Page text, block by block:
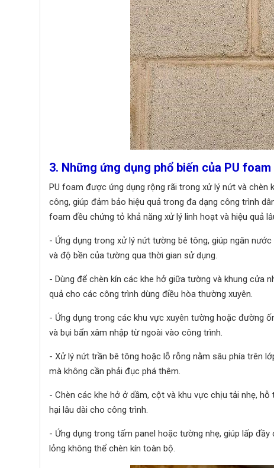
3. Những ứng dụng phổ biến của PU
PU foam được ứng dụng rộng rãi trong xử lý nứt và chèn
công, giúp đảm bảo hiệu quả trong đa dạng công trình
foam đều chứng tỏ khả năng xử lý linh hoạt và hiệu quả
- Ứng dụng trong xử lý nứt tường bê tông, giúp ngăn
và độ bền của tường qua thời gian sử dụng.
- Dùng để chèn kín các khe hở giữa tường và khung cửa
quả cho các công trình dùng điều hòa thường xuyên.
- Ứng dụng trong các khu vực xuyên tường hoặc đường
và bụi bẩn xâm nhập từ ngoài vào công trình.
- Xử lý nứt trần bê tông hoặc lỗ rỗng nằm sâu phía trên
mà không cần phải đục phá thêm.
- Chèn các khe hở ở dầm, cột và khu vực chịu tải nhẹ,
hại lâu dài cho công trình.
- Ứng dụng trong tấm panel hoặc tường nhẹ, giúp lấp
lỏng không thể chèn kín toàn bộ.